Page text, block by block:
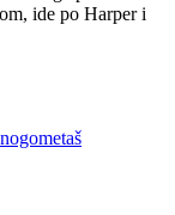
ide po Harper i
nogometaš